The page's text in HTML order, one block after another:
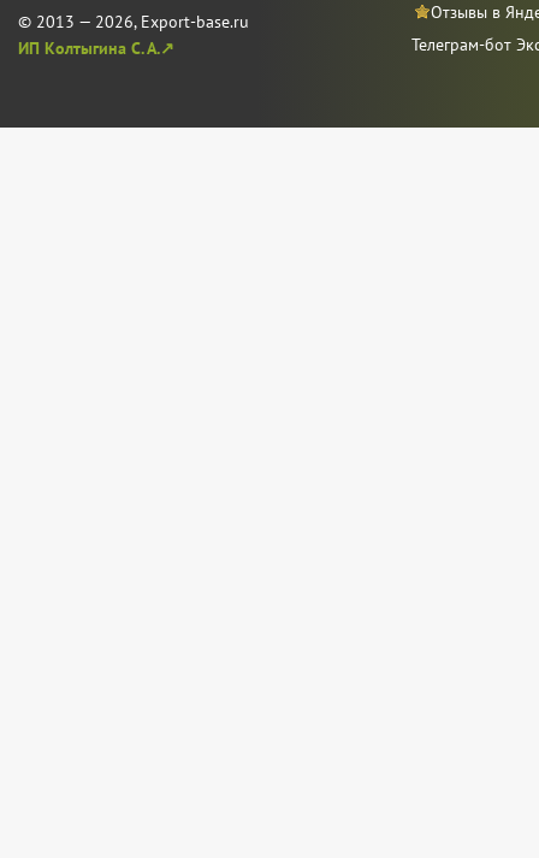
© 2013 — 2026, Export-base.ru
ИП Колтыгина С. А.↗
Отзывы в
Телеграм-бот